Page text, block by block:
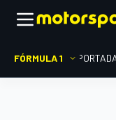
FÓRMULA 1